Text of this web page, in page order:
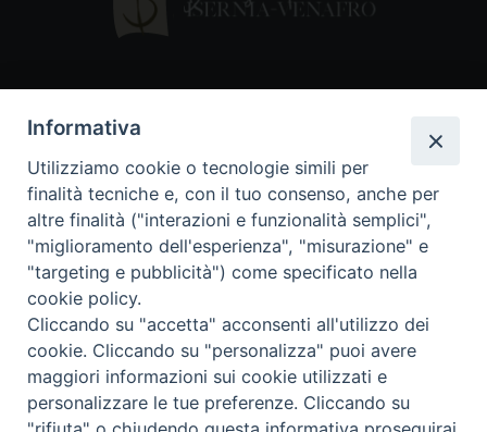
86170 Isernia
086550849
segreteria@diocesiiserniavenafro.it
I nostri social
Copyright © 2018 - Diocesi di Isernia-Venafro (C.F.
90008750946). Riproduzione solo con permesso.
Tutti i diritti sono riservati
Informativa
Utilizziamo cookie o tecnologie simili per
finalità tecniche e, con il tuo consenso, anche per
altre finalità ("interazioni e funzionalità semplici",
"miglioramento dell'esperienza", "misurazione" e
"targeting e pubblicità") come specificato nella
cookie policy.
Cliccando su "accetta" acconsenti all'utilizzo dei
cookie. Cliccando su "personalizza" puoi avere
maggiori informazioni sui cookie utilizzati e
personalizzare le tue preferenze. Cliccando su